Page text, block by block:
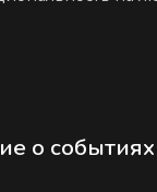
о событиях